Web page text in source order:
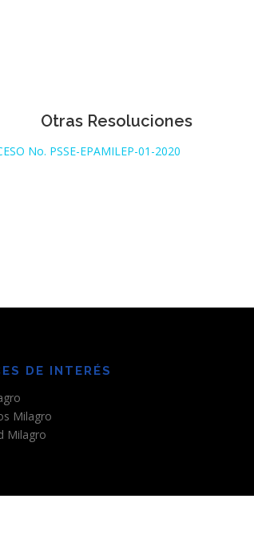
Otras Resoluciones
No. PSSE-EPAMILEP-01-2020
DE INTERÉS
Milagro
Milagro